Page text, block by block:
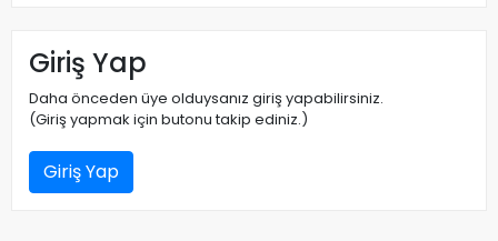
Giriş Yap
Daha önceden üye olduysanız giriş yapabilirsiniz.
(Giriş yapmak için butonu takip ediniz.)
Giriş Yap